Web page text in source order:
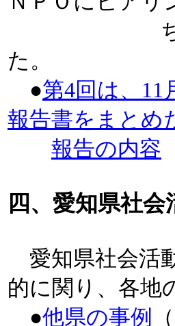
ちなみに
た。
●第4回は、11
報告書をまとめ
報告の内容
四、愛知県社
愛知県社会活
的に関り、各地
●他県の事例